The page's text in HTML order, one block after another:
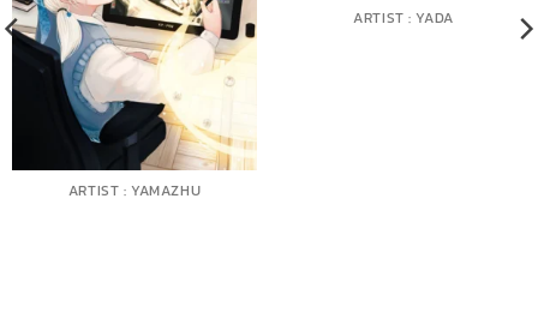
ARTIST : YAMAZHU
ARTIST : YADA